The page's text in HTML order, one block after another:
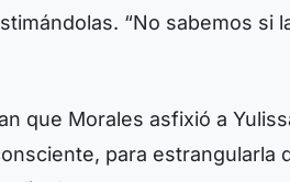
“No sabemos si
que Morales asfixió a
para estrangularla